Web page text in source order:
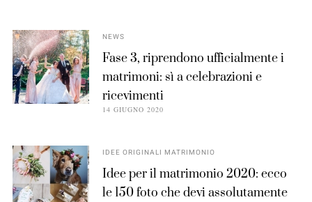
NEWS
Fase 3, riprendono ufficialmente i
matrimoni: sì a celebrazioni e
ricevimenti
14 GIUGNO 2020
IDEE ORIGINALI MATRIMONIO
Idee per il matrimonio 2020: ecco
le 150 foto che devi assolutamente